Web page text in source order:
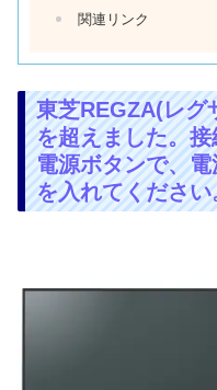
関連リンク
東芝REGZA(レグ
を超えました。
電源ボタンで、
を入れてくださ